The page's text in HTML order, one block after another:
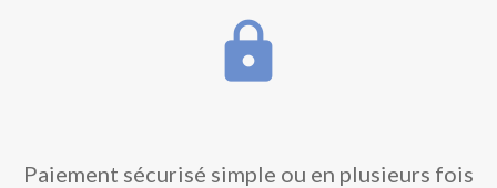
lock
Paiement sécurisé simple ou en plusieurs fois